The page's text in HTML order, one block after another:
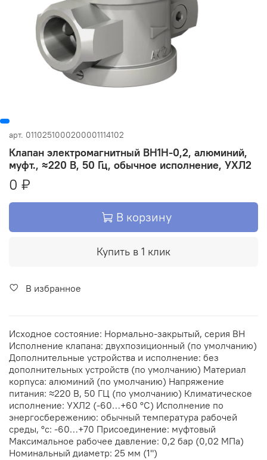
арт. 0110251000200001114102
Клапан электромагнитный ВН1Н-0,2, алюминий,
муфт., ≈220 В, 50 Гц, обычное исполнение, УХЛ2
0 ₽
В корзину
Купить в 1 клик
В избранное
Исходное состояние: Нормально-закрытый, серия ВН
Исполнение клапана: двухпозиционный (по умолчанию)
Дополнительные устройства и исполнение: без
дополнительных устройств (по умолчанию) Материал
корпуса: алюминий (по умолчанию) Напряжение
питания: ≈220 В, 50 ГЦ (по умолчанию) Климатическое
исполнение: УХЛ2 (-60…+60 °С) Исполнение по
энергосбережению: обычный температура рабочей
среды, °с: -60…+70 Присоединение: муфтовый
Максимальное рабочее давление: 0,2 бар (0,02 МПа)
Номинальный диаметр: 25 мм (1")